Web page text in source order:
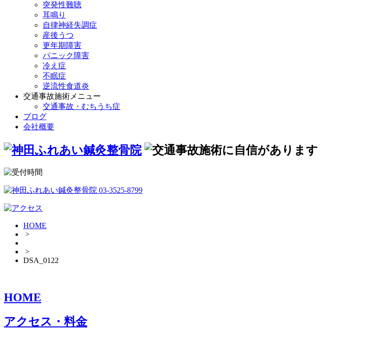
突発性難聴
耳鳴り
自律神経失調症
産後うつ
更年期障害
パニック障害
冷え症
不眠症
逆流性食道炎
交通事故施術メニュー
交通事故・むちうち症
ブログ
会社概要
HOME
>
>
DSA_0122
HOME
アクセス・料金